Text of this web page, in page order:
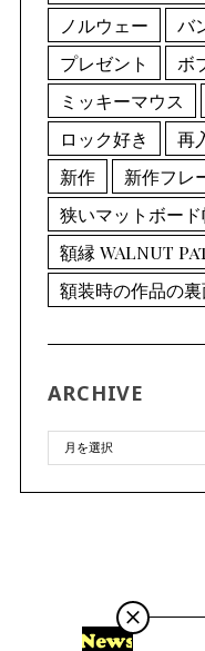
ノルウェー
バ
プレゼント
ボ
ミッキーマウス
ロック好き
再
新作
新作フレ
狭いマットボード
額縁 WALNUT
額装時の作品の
ARCHIVE